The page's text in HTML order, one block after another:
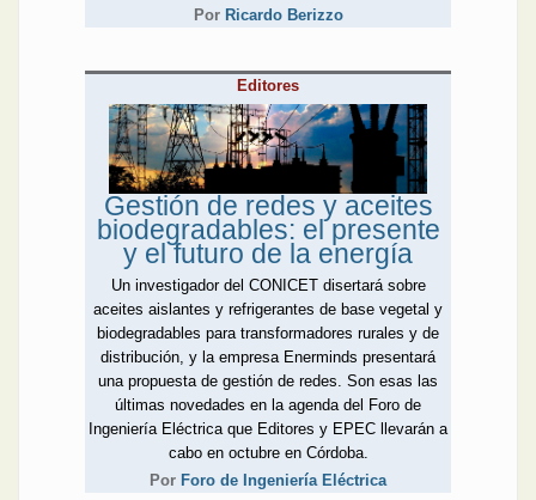
posibilidad de control y
favorezcan las tomas de
decisiones. Finder da
cuenta de una obra de
iluminación sustentable;
Nöllmed exhibe su nueva
línea de gabinetes y
tableros de distribución;
KDK presenta nuevos
módulos de automatización
industrial, e Italavia aporta
consejos de iluminación.
En este marco, la seguridad
eléctrica cobra mayor
relevancia. El avance
tecnológico debe atender la
normativa vigente que
brega por que la
manipulación con
Por Ricardo Berizzo
Editores
Gestión de redes y aceites
biodegradables: el presente
y el futuro de la energía
Un investigador del CONICET disertará sobre
aceites aislantes y refrigerantes de base vegetal y
biodegradables para transformadores rurales y de
distribución, y la empresa Enerminds presentará
una propuesta de gestión de redes. Son esas las
últimas novedades en la agenda del Foro de
Ingeniería Eléctrica que Editores y EPEC llevarán a
cabo en octubre en Córdoba.
Por Foro de Ingeniería Eléctrica